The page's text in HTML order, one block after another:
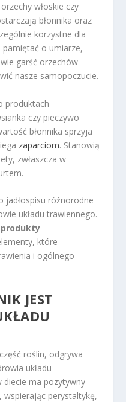
włoskie czy
błonnika oraz
korzystne dla
pamiętać o umiarze,
garść orzechów
nasze samopoczucie.
produktach
czy pieczywo
błonnika sprzyja
zaparciom. Stanowią
zwłaszcza w
jadłospisu różnorodne
układu trawiennego.
produkty
które
i ogólnego
JEST
roślin, odgrywa
układu
diecie ma pozytywny
wspierając perystaltykę,